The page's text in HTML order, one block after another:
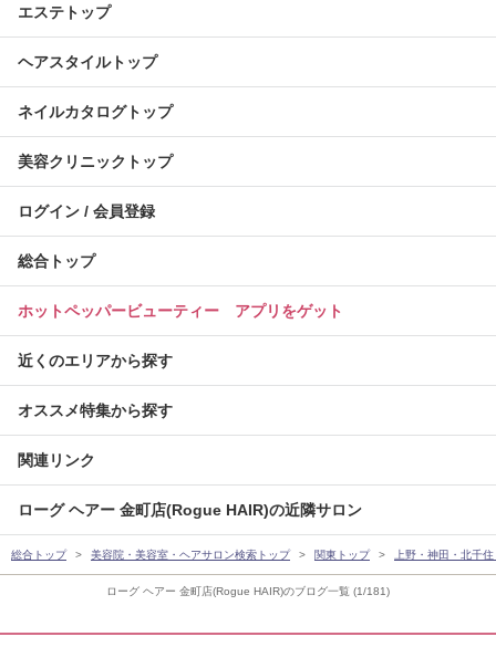
ローグ ヘアー 金町店(Rogue HAIR)のブログ一覧 (1/181)
エステトップ
ヘアスタイルトップ
ネイルカタログトップ
美容クリニックトップ
ログイン / 会員登録
総合トップ
ホットペッパービューティー アプリをゲット
近くのエリアから探す
オススメ特集から探す
関連リンク
ローグ ヘアー 金町店(Rogue HAIR)の近隣サロン
総合トップ 美容院・美容室・ヘアサロン検索トップ 関東トップ 上野・神田・北千